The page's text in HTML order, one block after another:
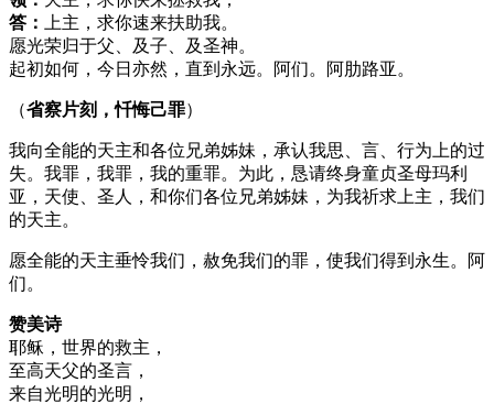
答：
上主，求你速来扶助我。
愿光荣归于父、及子、及圣神。
起初如何，今日亦然，直到永远。阿们。阿肋路亚。
（省察片刻，忏悔己罪）
我向全能的天主和各位兄弟姊妹，承认我思、言、行为上的过
失。我罪，我罪，我的重罪。为此，恳请终身童贞圣母玛利
亚，天使、圣人，和你们各位兄弟姊妹，为我祈求上主，我们
的天主。
愿全能的天主垂怜我们，赦免我们的罪，使我们得到永生。阿
们。
赞美诗
耶稣，世界的救主，
至高天父的圣言，
来自光明的光明，